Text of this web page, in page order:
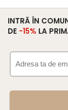
INTRĂ ÎN
DE -15% LA